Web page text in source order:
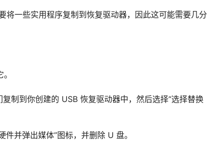
将一些实用程序复制到恢复驱动器，因此这可能需要几分
制到你创建的 USB 恢复驱动器中，然后选择“选择替换
并弹出媒体”图标，并删除 U 盘。